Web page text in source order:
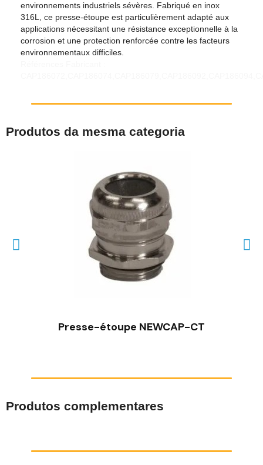
environnements industriels sévères. Fabriqué en inox
316L, ce presse-étoupe est particulièrement adapté aux
applications nécessitant une résistance exceptionnelle à la
corrosion et une protection renforcée contre les facteurs
environnementaux difficiles.
Produtos da mesma categoria
Presse-étoupe NEWCAP-CT
Produtos complementares